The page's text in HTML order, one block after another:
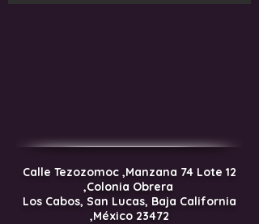
Calle Tezozomoc ,Manzana 74 Lote 12
,Colonia Obrera
Los Cabos, San Lucas, Baja California
,México 23472